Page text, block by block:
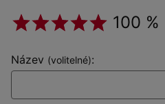
100 %
Název (volitelné):